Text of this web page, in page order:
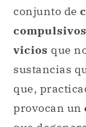
conjunto de
compulsivos
vicios que
sustancias
que,
provocan un